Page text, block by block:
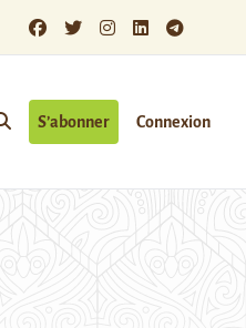
S’abonner Connexion